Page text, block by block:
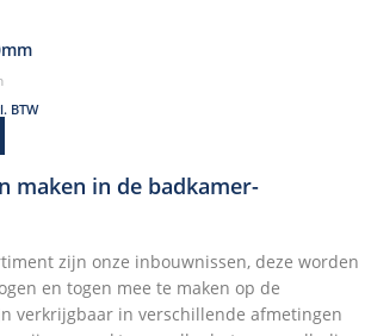
BTW
maken in de badkamer-
zijn onze inbouwnissen, deze worden
en togen mee te maken op de
verkrijgbaar in verschillende afmetingen